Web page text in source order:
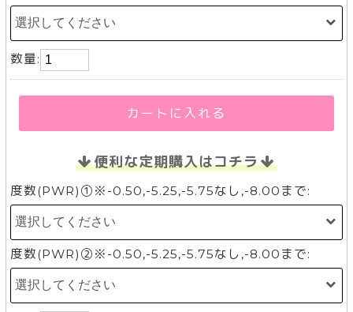
数量:
カートに入れる
便利な定期購入はコチラ
度数(PWR)①※-0.50,-5.25,-5.75なし,-8.00まで:
度数(PWR)②※-0.50,-5.25,-5.75なし,-8.00まで: